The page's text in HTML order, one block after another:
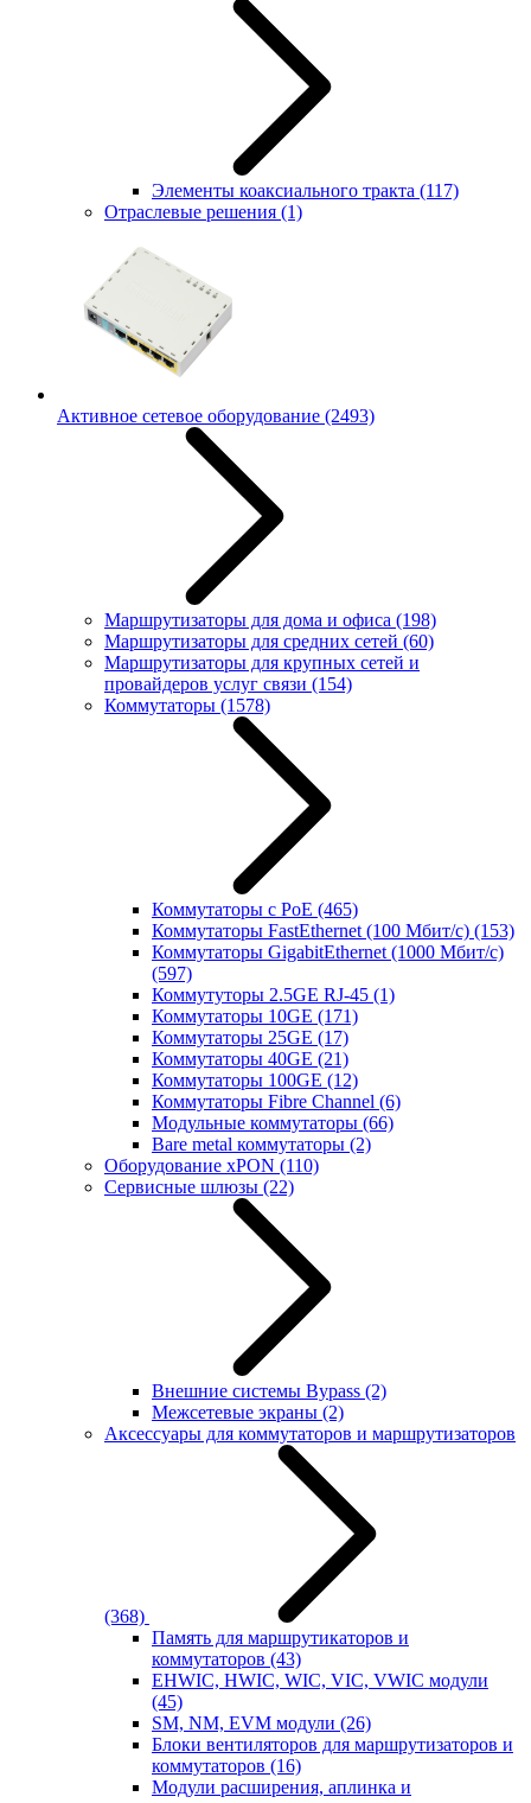
Элементы коаксиального тракта (117)
Отраслевые решения (1)
Активное сетевое оборудование (2493)
Маршрутизаторы для дома и офиса (198)
Маршрутизаторы для средних сетей (60)
Маршрутизаторы для крупных сетей и
провайдеров услуг связи (154)
Коммутаторы (1578)
Коммутаторы с PoE (465)
Коммутаторы FastEthernet (100 Мбит/с) (153)
Коммутаторы GigabitEthernet (1000 Мбит/с)
(597)
Коммутуторы 2.5GE RJ-45 (1)
Коммутаторы 10GE (171)
Коммутаторы 25GE (17)
Коммутаторы 40GE (21)
Коммутаторы 100GE (12)
Коммутаторы Fibre Channel (6)
Модульные коммутаторы (66)
Bare metal коммутаторы (2)
Оборудование xPON (110)
Сервисные шлюзы (22)
Внешние системы Bypass (2)
Межсетевые экраны (2)
Аксессуары для коммутаторов и маршрутизаторов
(368)
Память для маршрутикаторов и
коммутаторов (43)
EHWIC, HWIC, WIC, VIC, VWIC модули
(45)
SM, NM, EVM модули (26)
Блоки вентиляторов для маршрутизаторов и
коммутаторов (16)
Модули расширения, аплинка и